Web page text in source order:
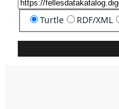
Turtle RDF/XML